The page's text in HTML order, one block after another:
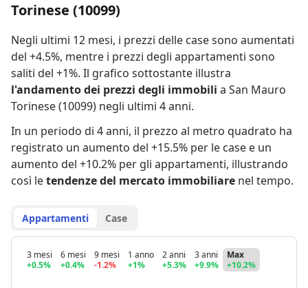
Torinese (10099)
Negli ultimi 12 mesi, i prezzi delle case sono aumentati
del +4.5%, mentre i prezzi degli appartamenti sono
saliti del +1%. Il grafico sottostante illustra
l'andamento dei prezzi degli immobili a San Mauro
Torinese (10099) negli ultimi 4 anni.
In un periodo di 4 anni, il prezzo al metro quadrato ha
registrato un aumento del +15.5% per le case e un
aumento del +10.2% per gli appartamenti, illustrando
così letendenze del mercato immobiliare nel tempo.
Appartamenti Case
3 mesi
+0.5%
6 mesi
+0.4%
9 mesi
-1.2%
1 anno
+1%
2 anni
+5.3%
3 anni
+9.9%
Max
+10.2%